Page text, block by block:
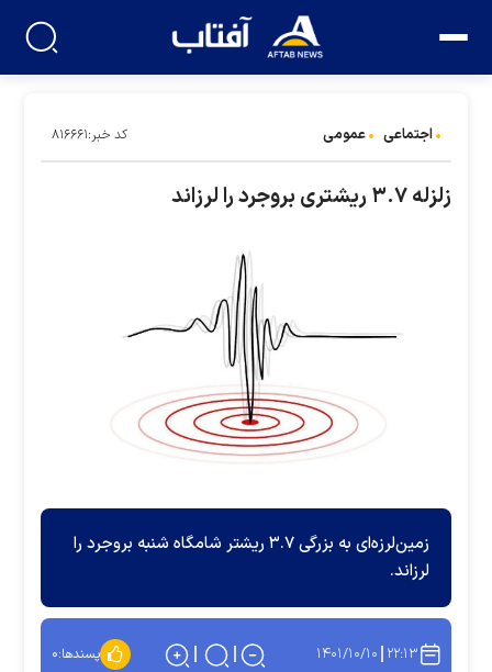
اجتماعی عمومی کد خبر:۸۱۶۶۶۱
زلزله ۳.۷ ریشتری بروجرد را لرزاند
زمین‌لرزه‌ای به بزرگی ۳.۷ ریشتر شامگاه شنبه بروجرد را
لرزاند.
۲۲:۱۳ ۱۴۰۱/۱۰/۱۰ پسندها:۰